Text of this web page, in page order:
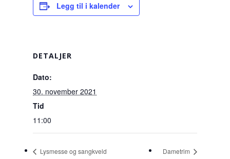
Legg til i kalender
DETALJER
Dato:
30. november 2021
Tid
11:00
Lysmesse og sangkveld Dametrim